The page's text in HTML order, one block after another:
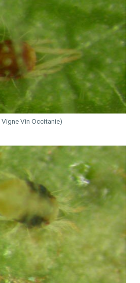
Vigne Vin Occitanie)